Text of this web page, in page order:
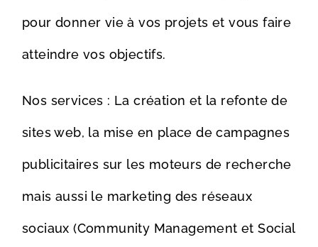
pour donner vie à vos projets et vous faire
atteindre vos objectifs.
Nos services : La création et la refonte de
sites web, la mise en place de campagnes
publicitaires sur les moteurs de recherche
mais aussi le marketing des réseaux
sociaux (Community Management et Social